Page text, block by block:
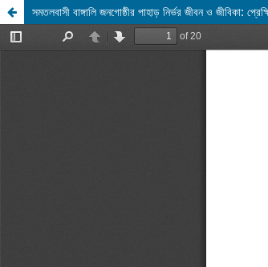
সমতলবাসী বাঙ্গালি জনগোষ্ঠীর পাহাড় নির্ভর জীবন ও জীবিকা: